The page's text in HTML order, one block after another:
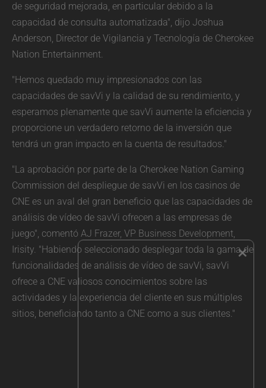
de seguridad mejorada, en particular debido a la
capacidad de consulta automatizada", dijo Joshua
Anderson, Director de Vigilancia y Tecnología de Cherokee
Nation Entertainment.
"Hemos quedado muy impresionados con las
capacidades de savVi y la calidad de su rendimiento, y
esperamos plenamente que savVi aumente la eficiencia y
proporcione un verdadero retorno de la inversión que
tendrá un gran impacto en la cuenta de resultados."
"La aprobación por parte de la Cherokee Nation Gaming
Commission del despliegue de savVi en los casinos de
CNE es un aval del gran beneficio que las capacidades de
análisis de vídeo de savVi ofrecen a las empresas de
juego", comentó AJ Frazer, VP Business Development,
Irisity. "Habiendo seleccionado desplegar toda la gama de
funcionalidades de análisis de vídeo de savVi, savVi
ofrece a CNE valiosos conocimientos sobre las
actividades y la experiencia del cliente en sus múltiples
sitios, beneficiando tanto a CNE como a sus clientes."
×